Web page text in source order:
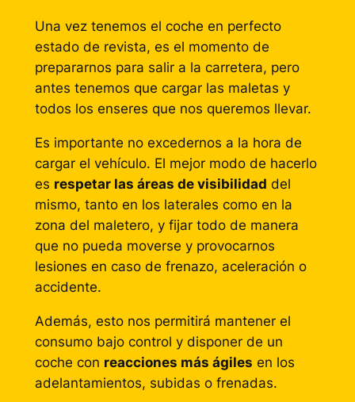
Una vez tenemos el coche en perfecto
estado de revista, es el momento de
prepararnos para salir a la carretera, pero
antes tenemos que cargar las maletas y
todos los enseres que nos queremos llevar.
Es importante no excedernos a la hora de
cargar el vehículo. El mejor modo de hacerlo
es respetar las áreas de visibilidad del
mismo, tanto en los laterales como en la
zona del maletero, y fijar todo de manera
que no pueda moverse y provocarnos
lesiones en caso de frenazo, aceleración o
accidente.
Además, esto nos permitirá mantener el
consumo bajo control y disponer de un
coche con reacciones más ágiles en los
adelantamientos, subidas o frenadas.